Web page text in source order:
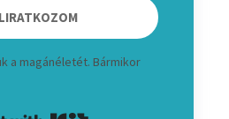
a magánéletét. Bármikor